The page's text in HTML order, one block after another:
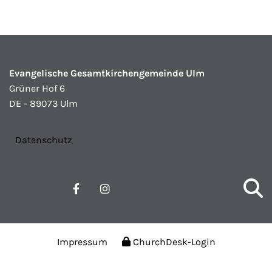
Evangelische Gesamtkirchengemeinde Ulm
Grüner Hof 6
DE - 89073 Ulm
Datenschutz
Impressum ChurchDesk-Login